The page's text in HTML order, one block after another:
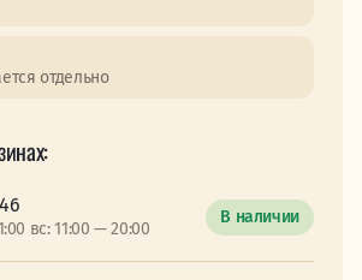
отдельно
вс: 11:00 — 20:00
В наличии